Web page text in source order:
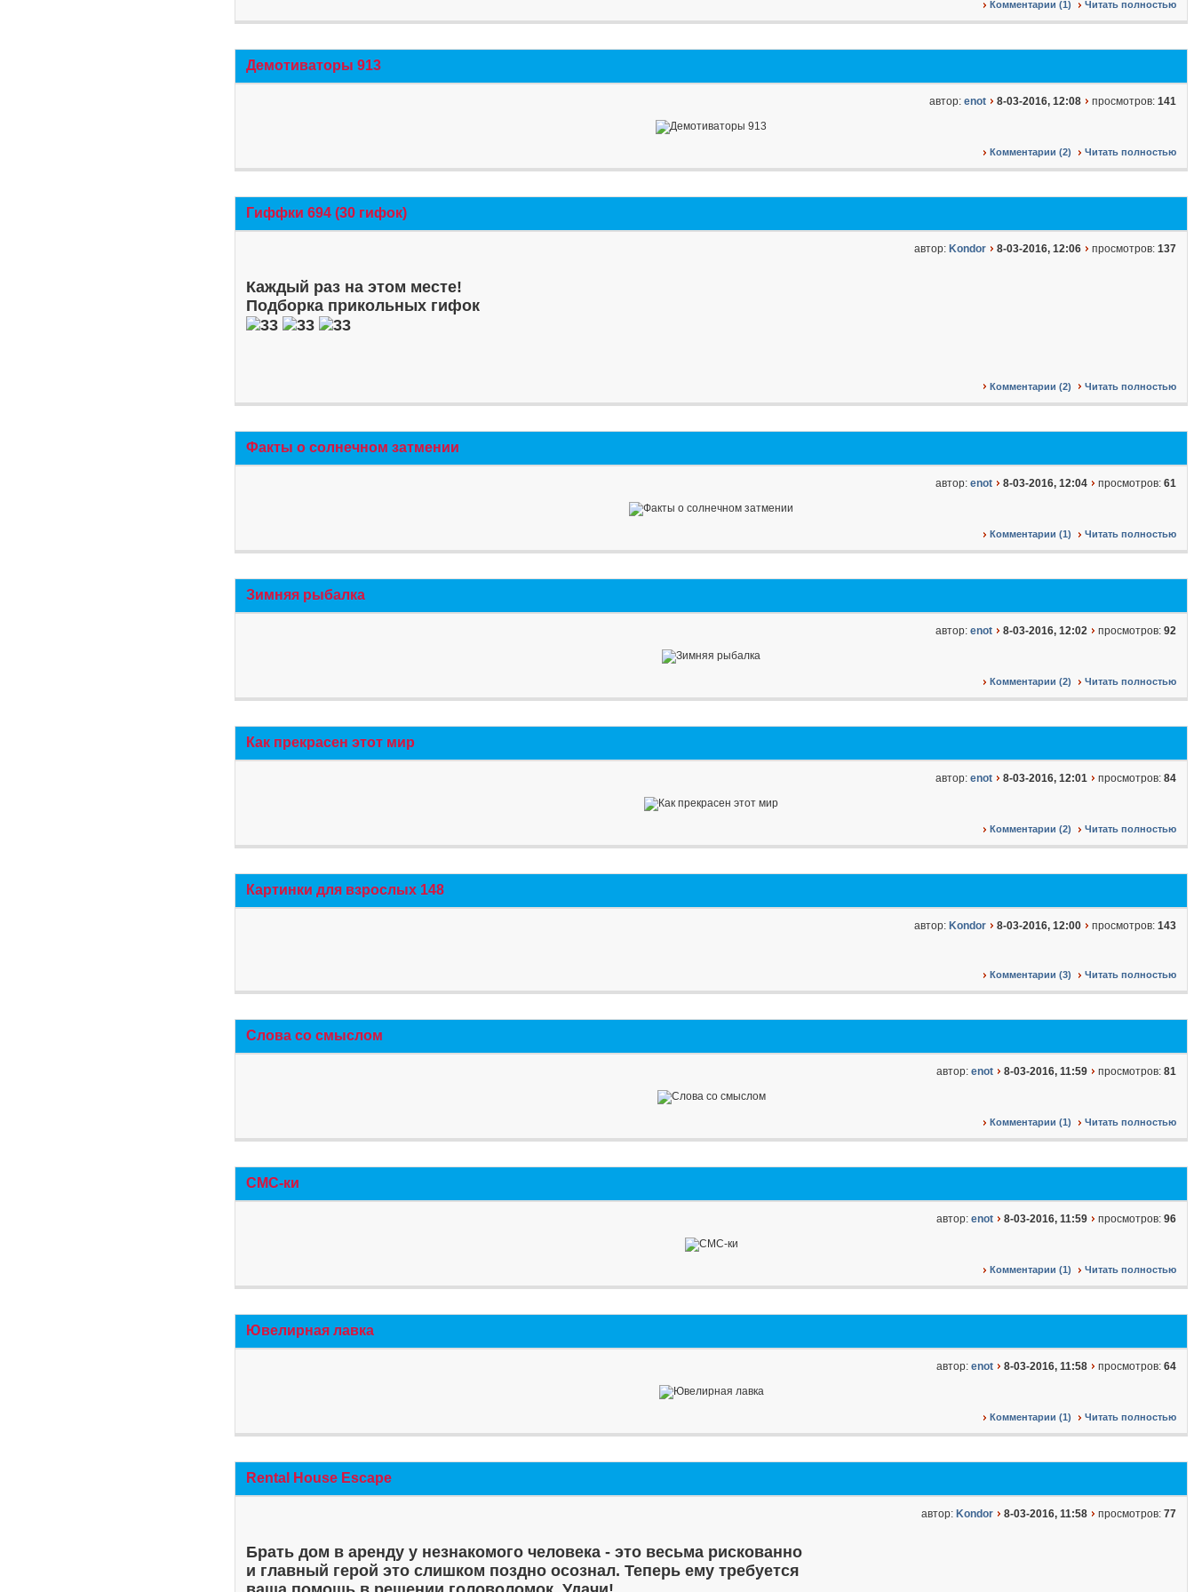
Комментарии (1) Читать полностью
Демотиваторы 913
автор: enot 8-03-2016, 12:08 просмотров: 141
Комментарии (2) Читать полностью
Гиффки 694 (30 гифок)
автор: Kondor 8-03-2016, 12:06 просмотров: 137
Каждый раз на этом месте!
Подборка прикольных гифок
Комментарии (2) Читать полностью
Факты о солнечном затмении
автор: enot 8-03-2016, 12:04 просмотров: 61
Комментарии (1) Читать полностью
Зимняя рыбалка
автор: enot 8-03-2016, 12:02 просмотров: 92
Комментарии (2) Читать полностью
Как прекрасен этот мир
автор: enot 8-03-2016, 12:01 просмотров: 84
Комментарии (2) Читать полностью
Картинки для взрослых 148
автор: Kondor 8-03-2016, 12:00 просмотров: 143
Комментарии (3) Читать полностью
Слова со смыслом
автор: enot 8-03-2016, 11:59 просмотров: 81
Комментарии (1) Читать полностью
СМС-ки
автор: enot 8-03-2016, 11:59 просмотров: 96
Комментарии (1) Читать полностью
Ювелирная лавка
автор: enot 8-03-2016, 11:58 просмотров: 64
Комментарии (1) Читать полностью
Rental House Escape
автор: Kondor 8-03-2016, 11:58 просмотров: 77
Брать дом в аренду у незнакомого человека - это весьма рискованно
и главный герой это слишком поздно осознал. Теперь ему требуется